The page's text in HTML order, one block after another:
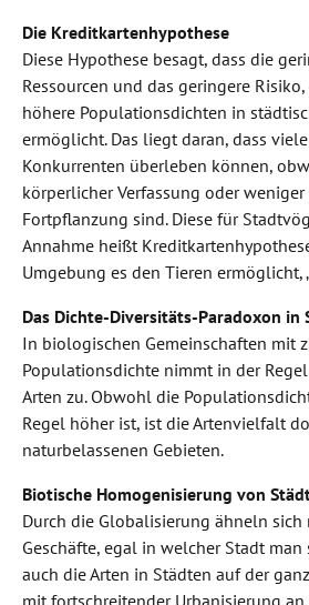
Die Kreditkartenhypothese
Diese Hypothese besagt, dass die
Ressourcen und das geringere
höhere Populationsdichten in
ermöglicht. Das liegt daran, dass
Konkurrenten überleben können,
körperlicher Verfassung oder
Fortpflanzung sind. Diese für
Annahme heißt
Umgebung es den Tieren ermöglicht,
Das Dichte-Diversitäts-Paradoxon in
In biologischen Gemeinschaften mit
Populationsdichte nimmt in der
Arten zu. Obwohl die
Regel höher ist, ist die Artenvielfalt
naturbelassenen Gebieten.
Biotische Homogenisierung von
Durch die Globalisierung ähneln
Geschäfte, egal in welcher Stadt
auch die Arten in Städten auf der